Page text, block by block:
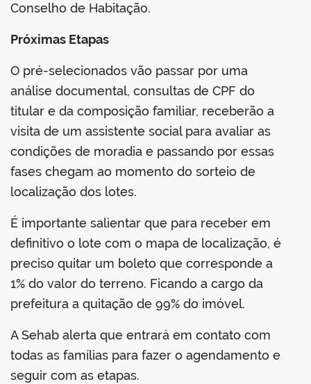
Conselho de Habitação.
Próximas Etapas
O pré-selecionados vão passar por uma
análise documental, consultas de CPF do
titular e da composição familiar, receberão a
visita de um assistente social para avaliar as
condições de moradia e passando por essas
fases chegam ao momento do sorteio de
localização dos lotes.
É importante salientar que para receber em
definitivo o lote com o mapa de localização, é
preciso quitar um boleto que corresponde a
1% do valor do terreno. Ficando a cargo da
prefeitura a quitação de 99% do imóvel.
A Sehab alerta que entrará em contato com
todas as famílias para fazer o agendamento e
seguir com as etapas.